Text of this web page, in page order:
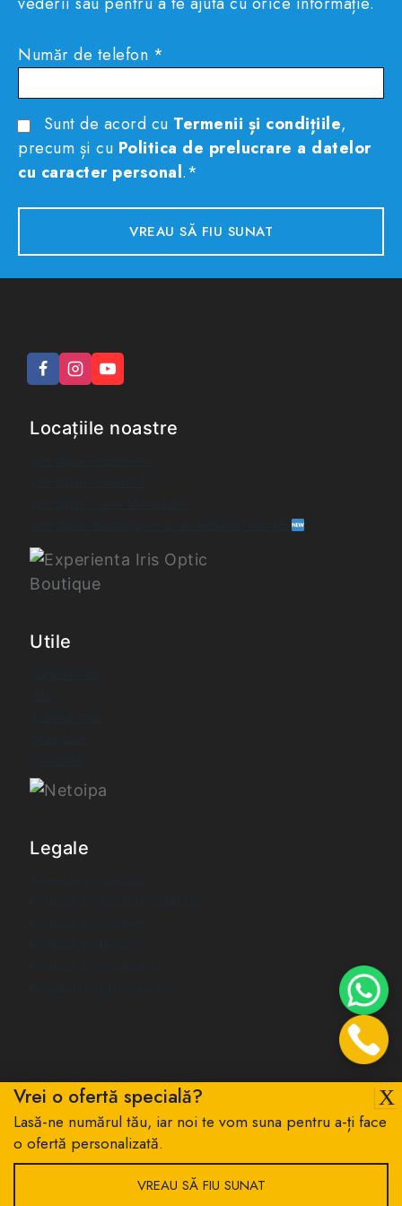
Număr de telefon *
Sunt de acord cu Termenii și condițiile,
precum și cu Politica de prelucrare a datelor
cu caracter personal.*
Locațiile noastre
Utile
Legale
© 2026 Iris Optic - All Rights Reserved
Vrei o ofertă specială?
Lasă-ne numărul tău, iar noi te vom suna pentru a-ți face
o ofertă personalizată.
VREAU SĂ FIU SUNAT